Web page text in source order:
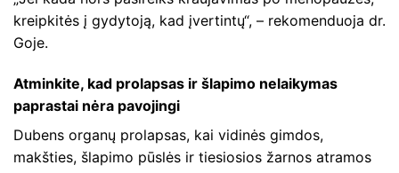
kreipkitės į gydytoją, kad įvertintų“, – rekomenduoja dr.
Goje.
Atminkite, kad prolapsas ir šlapimo nelaikymas
paprastai nėra pavojingi
Dubens organų prolapsas, kai vidinės gimdos,
makšties, šlapimo pūslės ir tiesiosios žarnos atramos